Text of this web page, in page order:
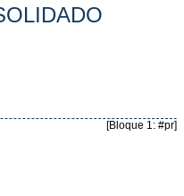
[Bloque 1: #pr]